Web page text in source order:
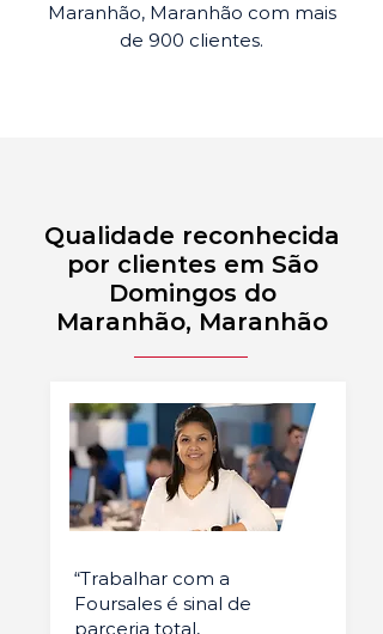
Maranhão, Maranhão com mais
de 900 clientes.
Qualidade reconhecida
por clientes em São
Domingos do
Maranhão, Maranhão
“Trabalhar com a
Foursales é sinal de
parceria total,